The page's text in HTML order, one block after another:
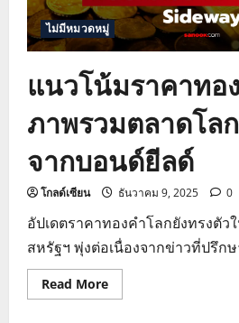
จลาจล
ใน
อิหร่าน
ไม่มีหมวดหมู่
แนวโน้มราคาทอ
ภาพรวมตลาดโล
จากบอนด์ยีลด์
โกลด์เซียน ธันวาคม 9, 2025 0
อัปเดตราคาทองคำโลกยังทรงตั
สหรัฐฯ พุ่งต่อเนื่องจากข่าวที่ปรึก
Read MoreRead
more